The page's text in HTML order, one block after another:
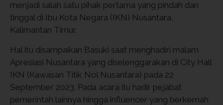
menjadi salah satu pihak pertama yang pindah dan
tinggal di Ibu Kota Negara (IKN) Nusantara,
Kalimantan Timur.
Hal itu disampaikan Basuki saat menghadiri malam
Apresiasi Nusantara yang diselenggarakan di City Hall
IKN (Kawasan Titik Nol Nusantara) pada 22
September 2023. Pada acara itu hadir pejabat
pemerintah lainnya hingga influencer yang berkemah